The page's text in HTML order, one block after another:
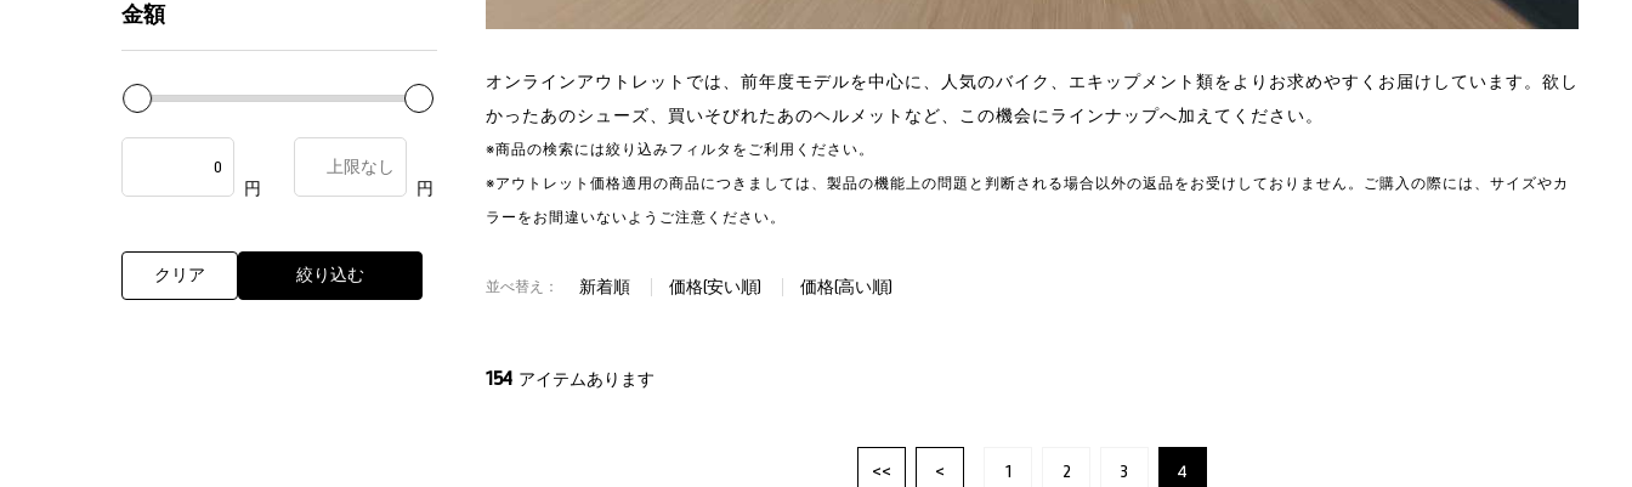
金額
円 円
クリア 絞り込む
オンラインアウトレットでは、前年度モデルを中心に、人気のバイク、エキップメント類をよりお求めやすくお届けしています。欲し
かったあのシューズ、買いそびれたあのヘルメットなど、この機会にラインナップへ加えてください。
※商品の検索には絞り込みフィルタをご利用ください。
※アウトレット価格適用の商品につきましては、製品の機能上の問題と判断される場合以外の返品をお受けしておりません。ご購入の際には、サイズやカ
ラーをお間違いないようご注意ください。
並べ替え： 新着順 価格(安い順) 価格(高い順)
154 アイテムあります
<< < 1 2 3 4